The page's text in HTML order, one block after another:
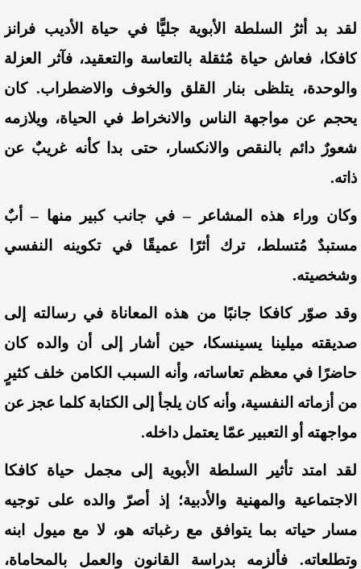
لقد بد أثرُ السلطة الأبوية جليًّا في حياة الأديب فرانز
كافكا، فعاش حياة مُثقلة بالتعاسة والتعقيد، فآثر العزلة
والوحدة، يتلظى بنار القلق و الخوف والاضطراب. كان
يحجم عن مواجهة الناس و الانخراط في الحياة، ويلازمه
شعورٌ دائم بالنقص والانكسار، حتى بدا كأنه غريبٌ عن
ذاته.
وكان وراء هذه المشاعر –في جانب كبير منها –أبٌ
مستبدٌ مُتسلط، ترك أثرًا عميقًا في تكوينه النفسي
وشخصيته.
وقد صوّر كافكا جانبًا من هذه المعاناة في رسالته إلى
صديقته ميلينا يسينسكا، حين أشار إلى أن والده كان
حاضرًا في معظم تعاساته، وأنه السبب الكامن خلف كثيرٍ
من أزماته النفسية، وأنه كان يلجأ إلى الكتابة كلما عجز عن
مواجهته أو التعبير عمّا يعتمل داخله.
لقد امتد تأثير السلطة الأبوية إلى مجمل حياة كافكا
الاجتماعية والمهنية والأدبية؛ إذ أصرّ والده على توجيه
مسار حياته بما يتوافق مع رغباته هو، لا مع ميول ابنه
وتطلعاته. فألزمه بدراسة القانون والعمل بالمحاماة،